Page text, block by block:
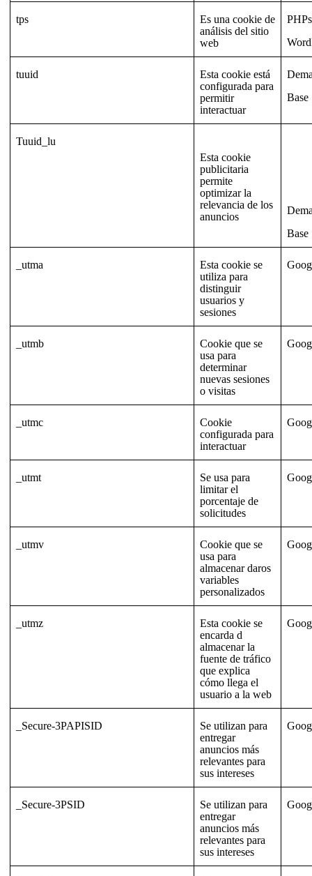
tps
Es una cookie de
análisis del sitio
web
tuuid
Esta cookie está
configurada para
permitir
interactuar
Base
Tuuid_lu
Esta cookie
publicitaria
permite
optimizar la
relevancia de los
anuncios
Base
_utma
Esta cookie se
utiliza para
distinguir
usuarios y
sesiones
_utmb
Cookie que se
usa para
determinar
nuevas sesiones
o visitas
_utmc
Cookie
configurada para
interactuar
_utmt
Se usa para
limitar el
porcentaje de
solicitudes
_utmv
Cookie que se
usa para
almacenar daros
variables
personalizados
_utmz
Esta cookie se
encarda d
almacenar la
fuente de tráfico
que explica
cómo llega el
usuario a la web
_Secure-3PAPISID
Se utilizan para
entregar
anuncios más
relevantes para
sus intereses
_Secure-3PSID
Se utilizan para
entregar
anuncios más
relevantes para
sus intereses